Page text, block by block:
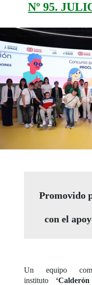
Nº 95.
Promovido
con el
Un equipo
instituto